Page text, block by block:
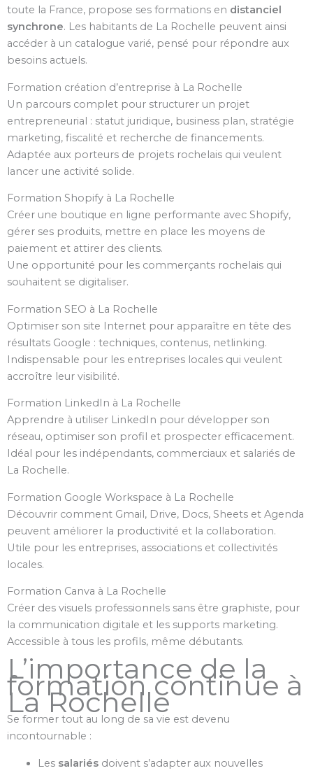
toute la France, propose ses formations en distanciel
synchrone. Les habitants de La Rochelle peuvent ainsi
accéder à un catalogue varié, pensé pour répondre aux
besoins actuels.
Formation création d’entreprise à La Rochelle
Un parcours complet pour structurer un projet
entrepreneurial : statut juridique, business plan, stratégie
marketing, fiscalité et recherche de financements.
Adaptée aux porteurs de projets rochelais qui veulent
lancer une activité solide.
Formation Shopify à La Rochelle
Créer une boutique en ligne performante avec Shopify,
gérer ses produits, mettre en place les moyens de
paiement et attirer des clients.
Une opportunité pour les commerçants rochelais qui
souhaitent se digitaliser.
Formation SEO à La Rochelle
Optimiser son site Internet pour apparaître en tête des
résultats Google : techniques, contenus, netlinking.
Indispensable pour les entreprises locales qui veulent
accroître leur visibilité.
Formation LinkedIn à La Rochelle
Apprendre à utiliser LinkedIn pour développer son
réseau, optimiser son profil et prospecter efficacement.
Idéal pour les indépendants, commerciaux et salariés de
La Rochelle.
Formation Google Workspace à La Rochelle
Découvrir comment Gmail, Drive, Docs, Sheets et Agenda
peuvent améliorer la productivité et la collaboration.
Utile pour les entreprises, associations et collectivités
locales.
Formation Canva à La Rochelle
Créer des visuels professionnels sans être graphiste, pour
la communication digitale et les supports marketing.
Accessible à tous les profils, même débutants.
L’importance de la
formation continue à
La Rochelle
Se former tout au long de sa vie est devenu
incontournable :
Les salariésdoivent s’adapter aux nouvelles